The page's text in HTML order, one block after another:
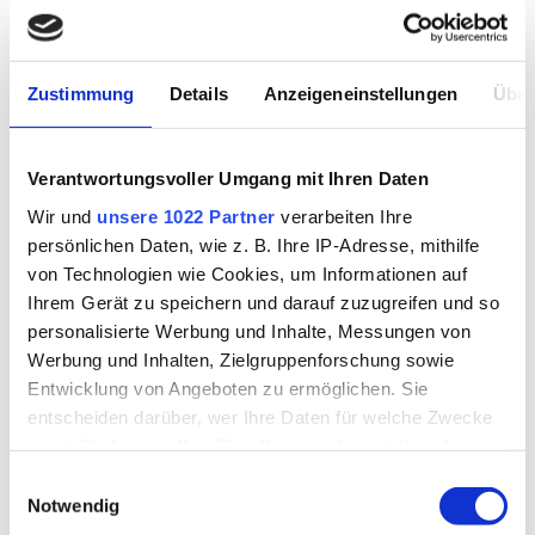
Zustimmung Details Anzeigeneinstellungen
Verantwortungsvoller Umgang mit Ihren Daten
Wir und unsere 1022 Partner verarbeiten Ihre
persönlichen Daten, wie z. B. Ihre IP-Adresse, mithilfe
von Technologien wie Cookies, um Informationen auf
Ihrem Gerät zu speichern und darauf zuzugreifen und so
personalisierte Werbung und Inhalte, Messungen von
Werbung und Inhalten, Zielgruppenforschung sowie
Entwicklung von Angeboten zu ermöglichen. Sie
entscheiden darüber, wer Ihre Daten für welche Zwecke
Trigger Symbol ändern oder widerrufen
Notwendig
Linsen
die revolutionäre Miru 1 Day Flat Pack
Tageslinse aus Japan sein: 1mm
dünne Verpackung aus
Recyclingmaterial, optimaler Schutz
vor Austrocknung, für Weit-,
Kurzsichtig- und Alterssichtigkeit
sowie für Hornhautverkrümmung.